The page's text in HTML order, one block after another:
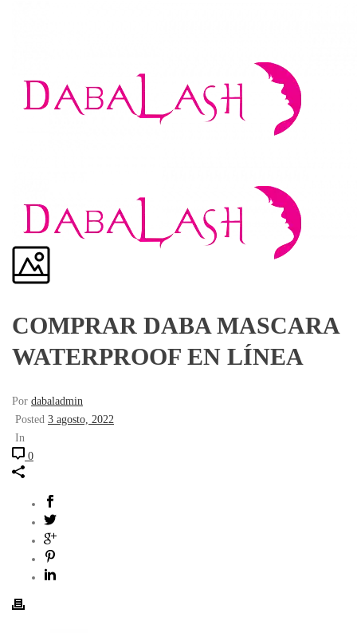
COMPRAR DABA MASCARA
WATERPROOF EN LÍNEA
Por dabaladmin
Posted 3 agosto, 2022
In
0